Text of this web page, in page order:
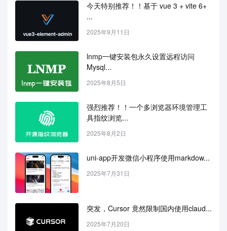
今天特别推荐！！基于 vue 3 + vite 6+
...
2025年9月11日
lnmp一键安装包永久设置远程访问
Mysql...
2025年8月5日
强烈推荐！！一个多浏览器环境管理工
具指纹浏览...
2025年8月2日
uni-app开发微信小程序使用markdow...
2025年7月31日
突发，Cursor 竟然限制国内使用claud...
2025年7月20日